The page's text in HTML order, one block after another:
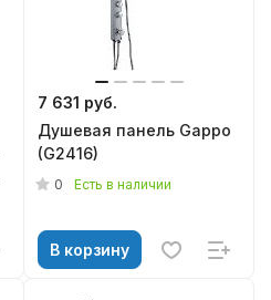
7 631 руб.
Душевая панель Gappo
(G2416)
0 Есть в наличии
В корзину